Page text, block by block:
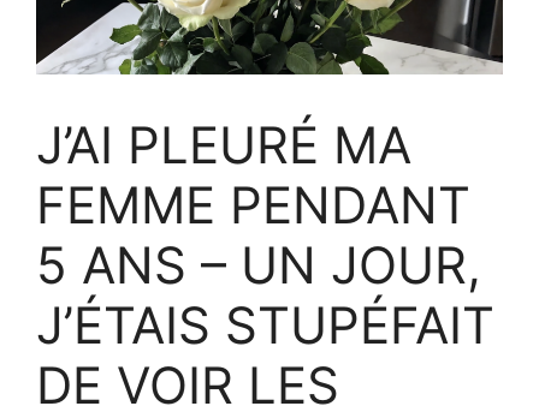
J’AI PLEURÉ MA
FEMME PENDANT
5 ANS – UN JOUR,
J’ÉTAIS STUPÉFAIT
DE VOIR LES